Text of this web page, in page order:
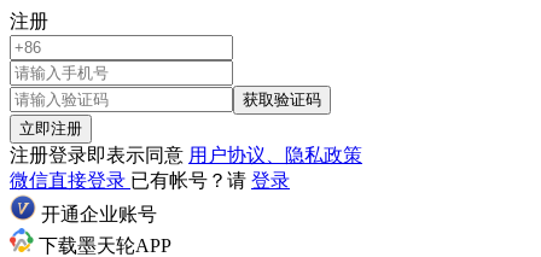
注册
获取验证码
立即注册
注册登录即表示同意 用户协议、隐私政策
微信直接登录 已有帐号？请 登录
开通企业账号
下载墨天轮APP